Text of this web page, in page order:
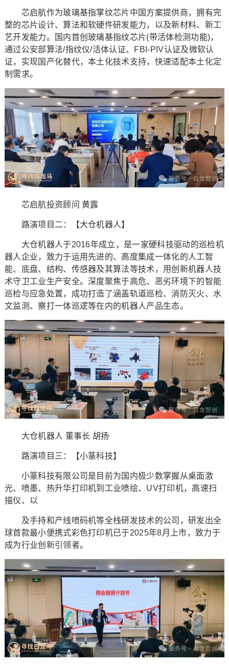
芯启航作为玻璃基指掌纹芯片中国方案提供商，拥有完
整的芯片设计、算法和软硬件研发能力，以及新材料、新工
艺开发能力。国内首创玻璃基指纹芯片(带活体检测功能)，
通过公安部算法/指纹仪/活体认证、FBI-PIV认证及微软认
证，实现国产化替代，本土化技术支持，快速适配本土化定
制需求。
芯启航投资顾问 黄露
路演项目二：【大仓机器人】
大仓机器人于2016年成立，是一家硬科技驱动的巡检机
器人企业，致力于运用先进的、高度集成一体化的人工智
能、底盘、结构、传感器及其算法等技术，用创新机器人技
术守卫工业生产安全。深度聚焦于高危、恶劣环境下的智能
巡检与应急处置，成功打造了涵盖轨道巡检、消防灭火、水
文监测、察打一体巡逻等在内的机器人产品生态。
大仓机器人 董事长 胡扬
路演项目三：【小篆科技】
小篆科技有限公司是目前为国内极少数掌握从桌面激
光、喷墨、热升华打印机到工业喷绘、UV打印机，高速扫
描仪、以
及手持和产线喷码机等全栈研发技术的公司，研发出全
球首款最小便携式彩色打印机已于2025年8月上市，致力于
成为行业创新引领者。